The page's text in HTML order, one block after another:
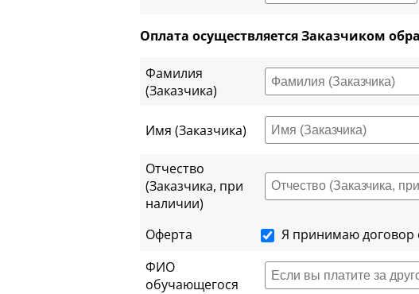
Оплата осуществляется Заказчиком
Фамилия
(Заказчика)
Имя (Заказчика)
Отчество
(Заказчика, при
наличии)
Оферта
Я принимаю договор
ФИО
обучающегося